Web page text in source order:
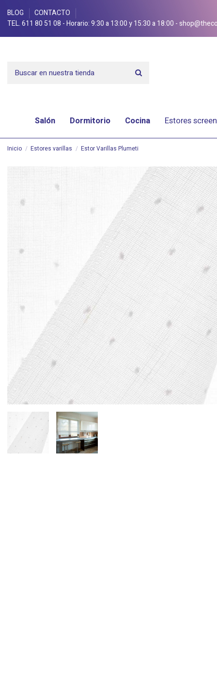
BLOG
CONTACTO
TEL. 611 80 51 08 - Horario: 9:30 a 13:00 y 15:30 a 18:00 -
Salón Dormitorio Cocina Estores screen
Inicio Estores varillas Estor Varillas Plumeti